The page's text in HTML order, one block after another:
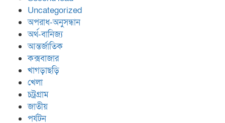
Uncategorized
অপরাধ-অনুসন্ধান
অর্থ-বানিজ্য
আন্তর্জাতিক
কক্সবাজার
খাগড়াছড়ি
খেলা
চট্রগ্রাম
জাতীয়
পর্যটন